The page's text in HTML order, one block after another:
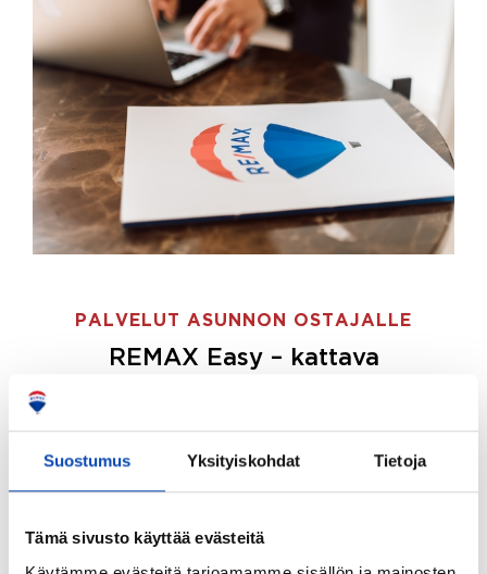
Suostumus Yksityiskohdat Tietoja
Tämä sivusto käyttää evästeitä
PALVELUT ASUNNON OSTAJALLE
REMAX Easy – kattava
ostajille.
Tee ostotoimeksianto ja etsimme juuri